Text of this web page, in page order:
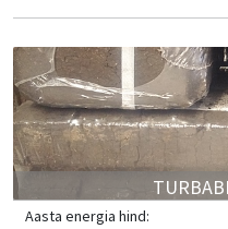
Aasta energia hind: